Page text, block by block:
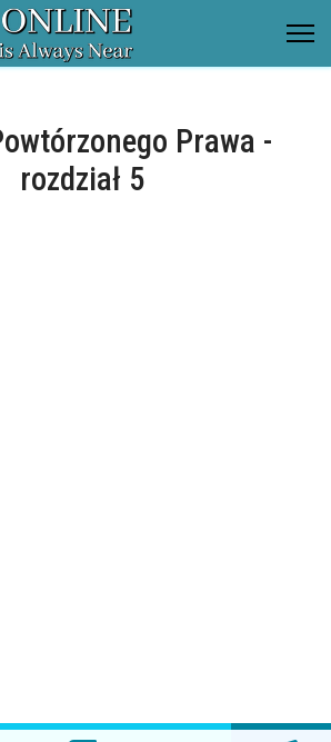
Prawa -
rozdział 5